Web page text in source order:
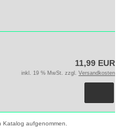
11,99 EUR
inkl. 19 % MwSt. zzgl. Versandkosten
aufgenommen.